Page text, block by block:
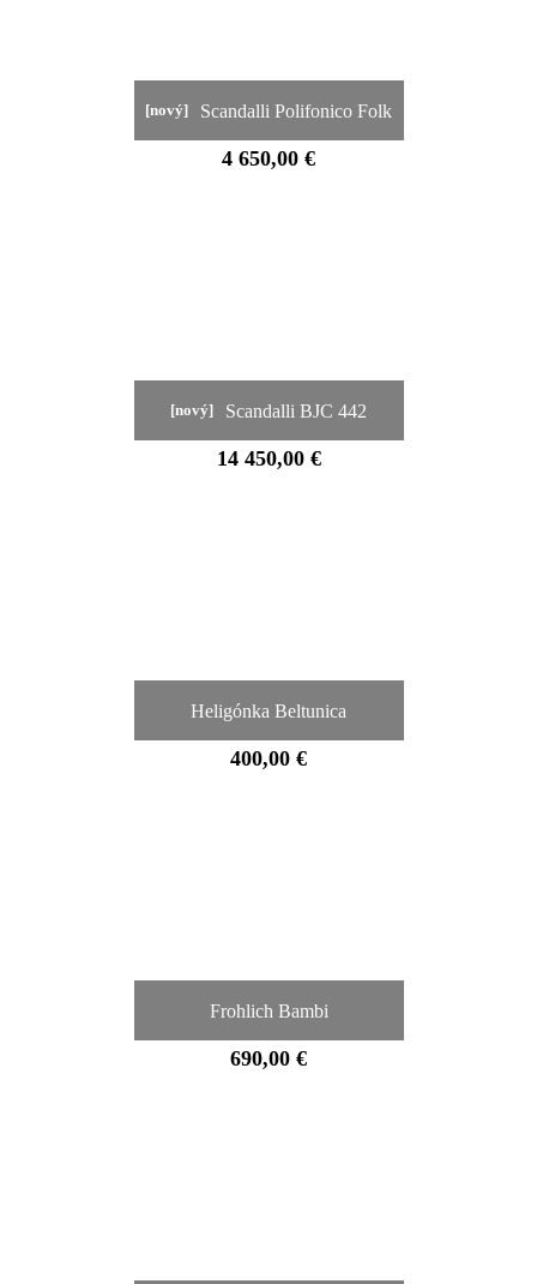
[nový] Scandalli Polifonico Folk
4 650,00 €
[nový] Scandalli BJC 442
14 450,00 €
Heligónka Beltunica
400,00 €
Frohlich Bambi
690,00 €